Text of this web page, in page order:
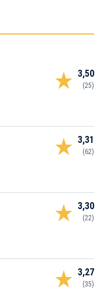
3,50
(25)
3,31
(62)
3,30
(22)
3,27
(35)